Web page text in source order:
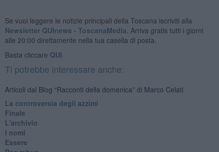
Se vuoi leggere le notizie principali della Toscana iscriviti alla
Newsletter QUInews - ToscanaMedia. Arriva gratis tutti i giorni
alle 20:00 direttamente nella tua casella di posta.
Basta cliccare QUI
Ti potrebbe interessare anche:
Articoli dal Blog “Racconti della domenica” di Marco Celati
La controversia degli azzimi
Finale
L'archivio
I nomi
Essere